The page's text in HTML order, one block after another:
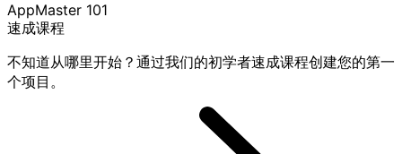
AppMaster 101
速成课程
不知道从哪里开始？通过我们的初学者速成课程创建您的第一
个项目。